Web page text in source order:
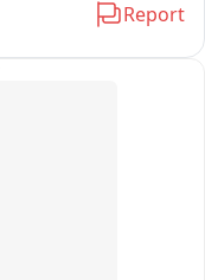
Report